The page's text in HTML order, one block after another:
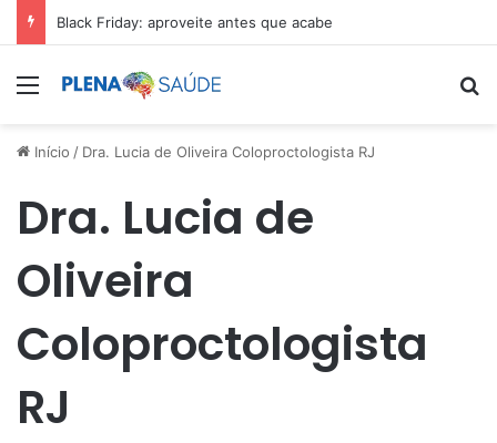
Black Friday: aproveite antes que acabe
Menu
Início / Dra. Lucia de Oliveira Coloproctologista RJ
Dra. Lucia de
Oliveira
Coloproctologista
RJ